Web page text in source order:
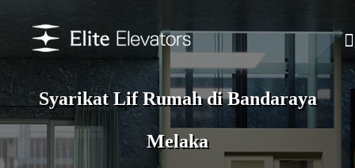
Syarikat Lif Rumah di Bandaraya
Melaka